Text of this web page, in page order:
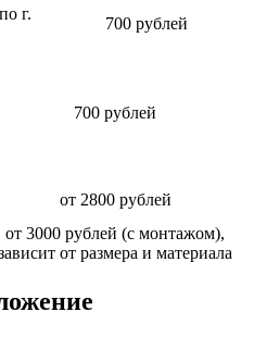
г.
700 рублей
700 рублей
от 2800 рублей
от 3000 рублей (с монтажом),
от размера и материала